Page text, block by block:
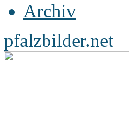
Archiv
pfalzbilder.net